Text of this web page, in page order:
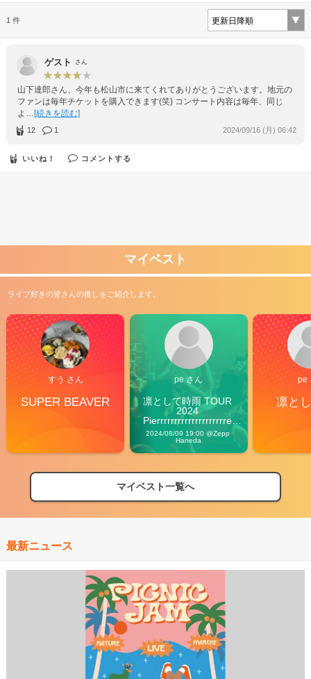
1 件
ゲスト さん
山下達郎さん、今年も松山市に来てくれてありがとうございます。地元の
ファンは毎年チケットを購入できます(笑) コンサート内容は毎年、同じ
よ…
[続きを読む]
12 1 2024/09/16 (月) 06:42
いいね！ コメントする
マイベスト
ライブ好きの皆さんの推しをご紹介します。
すう さん
SUPER BEAVER
pe さん
凛として時雨 TOUR
2024
Pierrrrrrrrrrrrrrrrrrrre
Vibes
2024/08/09 19:00 @Zepp
Haneda
pe
凛と
マイベスト一覧へ
最新ニュース